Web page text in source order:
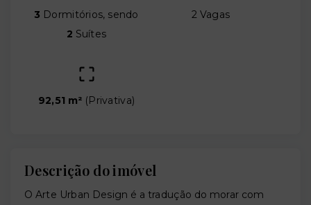
3 Dormitórios, sendo
2 Suítes
2 Vagas
92,51 m² (Privativa)
Descrição do imóvel
O Arte Urban Design é a tradução do morar com